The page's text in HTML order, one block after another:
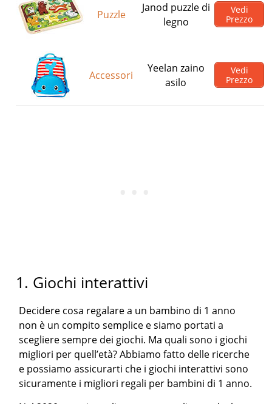
Puzzle
Janod puzzle di
legno
Vedi
Prezzo
Accessori
Yeelan zaino
asilo
Vedi
Prezzo
1. Giochi interattivi
Decidere cosa regalare a un bambino di 1 anno
non è un compito semplice e siamo portati a
scegliere sempre dei giochi. Ma quali sono i giochi
migliori per quell’età? Abbiamo fatto delle ricerche
e possiamo assicurarti che i giochi interattivi sono
sicuramente i migliori regali per bambini di 1 anno.